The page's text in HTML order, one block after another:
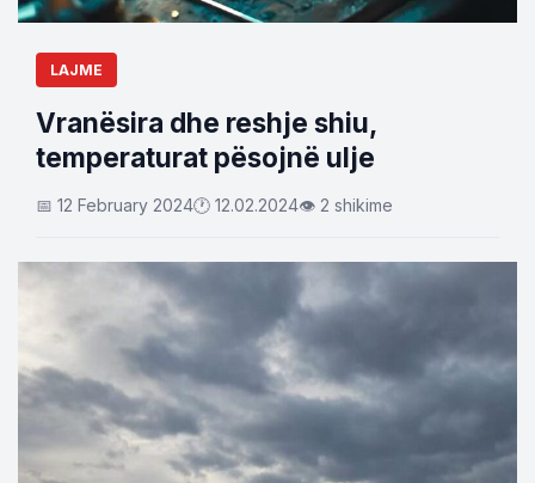
LAJME
Vranësira dhe reshje shiu,
temperaturat pësojnë ulje
📅 12 February 2024🕐 12.02.2024👁 2 shikime